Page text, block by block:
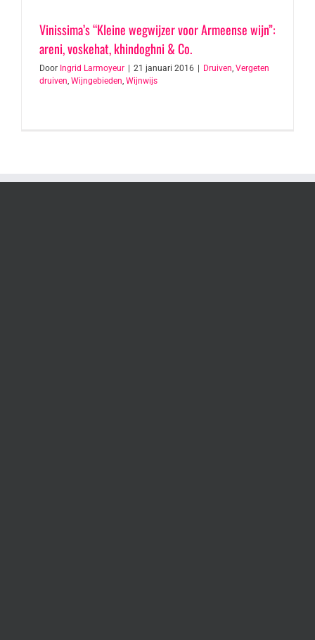
Vinissima’s “Kleine wegwijzer voor Armeense wijn”:
areni, voskehat, khindoghni & Co.
Door Ingrid Larmoyeur | 21 januari 2016 | Druiven Vergeten
druiven Wijngebieden Wijnwijs